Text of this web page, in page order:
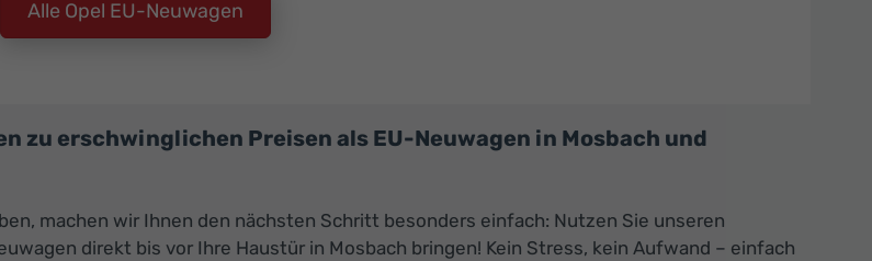
Alle Opel EU-Neuwagen
zu erschwinglichen Preisen als EU-Neuwagen in Mosbach und
machen wir Ihnen den nächsten Schritt besonders einfach: Nutzen Sie unseren
direkt bis vor Ihre Haustür in Mosbach bringen! Kein Stress, kein Aufwand – einfach